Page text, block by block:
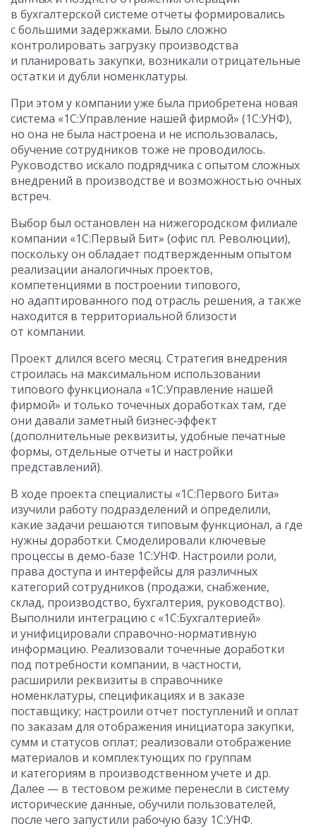
в бухгалтерской системе отчеты формировались
с большими задержками. Было сложно
контролировать загрузку производства
и планировать закупки, возникали отрицательные
остатки и дубли номенклатуры.
При этом у компании уже была приобретена новая
система «1С:Управление нашей фирмой» (1С:УНФ),
но она не была настроена и не использовалась,
обучение сотрудников тоже не проводилось.
Руководство искало подрядчика с опытом сложных
внедрений в производстве и возможностью очных
встреч.
Выбор был остановлен на нижегородском филиале
компании «1С:Первый Бит» (офис пл. Революции),
поскольку он обладает подтвержденным опытом
реализации аналогичных проектов,
компетенциями в построении типового,
но адаптированного под отрасль решения, а также
находится в территориальной близости
от компании.
Проект длился всего месяц. Стратегия внедрения
строилась на максимальном использовании
типового функционала «1С:Управление нашей
фирмой» и только точечных доработках там, где
они давали заметный бизнес‑эффект
(дополнительные реквизиты, удобные печатные
формы, отдельные отчеты и настройки
представлений).
В ходе проекта специалисты «1С:Первого Бита»
изучили работу подразделений и определили,
какие задачи решаются типовым функционал, а где
нужны доработки. Смоделировали ключевые
процессы в демо-базе 1С:УНФ. Настроили роли,
права доступа и интерфейсы для различных
категорий сотрудников (продажи, снабжение,
склад, производство, бухгалтерия, руководство).
Выполнили интеграцию с «1С:Бухгалтерией»
и унифицировали справочно-нормативную
информацию. Реализовали точечные доработки
под потребности компании, в частности,
расширили реквизиты в справочнике
номенклатуры, спецификациях и в заказе
поставщику; настроили отчет поступлений и оплат
по заказам для отображения инициатора закупки,
сумм и статусов оплат; реализовали отображение
материалов и комплектующих по группам
и категориям в производственном учете и др.
Далее — в тестовом режиме перенесли в систему
исторические данные, обучили пользователей,
после чего запустили рабочую базу 1С:УНФ.